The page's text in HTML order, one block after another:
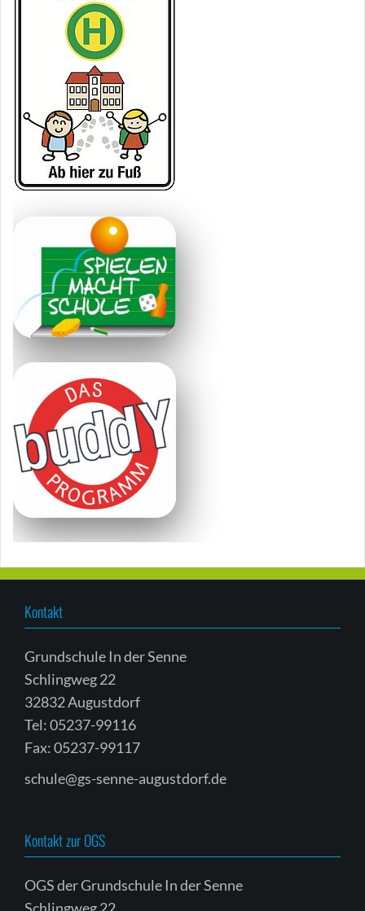
Kontakt
Grundschule In der Senne
Schlingweg 22
32832 Augustdorf
Tel: 05237-99116
Fax: 05237-99117
schule@gs-senne-augustdorf.de
Kontakt zur OGS
OGS der Grundschule In der Senne